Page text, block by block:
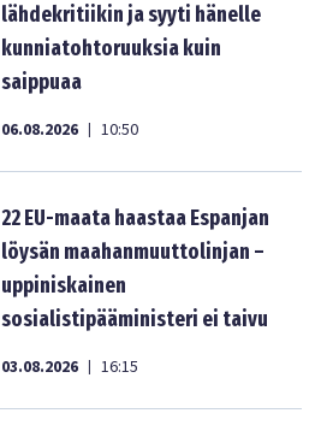
lähdekritiikin ja syyti hänelle
kunniatohtoruuksia kuin
saippuaa
06.08.2026 | 10:50
22 EU-maata haastaa Espanjan
löysän maahanmuuttolinjan –
uppiniskainen
sosialistipääministeri ei taivu
03.08.2026 | 16:15